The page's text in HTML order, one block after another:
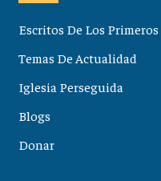
Escritos De Los
Temas De Actualidad
Iglesia Perseguida
Blogs
Donar